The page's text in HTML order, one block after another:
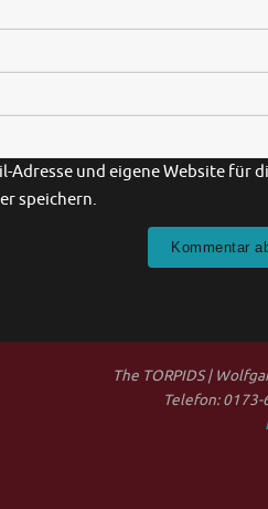
Adresse und eigene Website für
speichern.
The TORPIDS |
Telefon: